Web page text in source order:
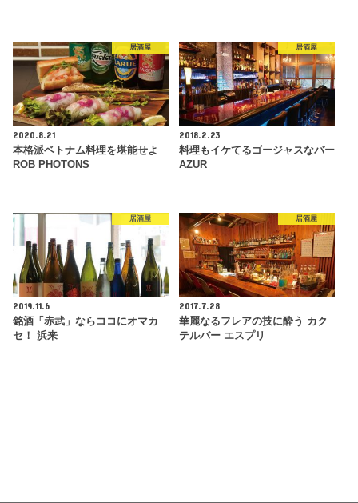
居酒屋
2020.8.21
本格派ベトナム料理を堪能せよ
ROB PHOTONS
居酒屋
2018.2.23
料理もイケてるゴージャスなバー
AZUR
居酒屋
2019.11.6
銘酒「赤武」ならココにオマカ
セ！ 浜来
居酒屋
2017.7.28
華麗なるフレアの技に酔う カク
テルバー エスプリ